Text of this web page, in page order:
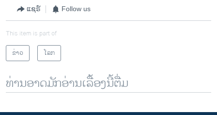
ແຊຣ໌ Follow us
This item is part of
ຂ່າວ
ໂລກ
ທ່ານອາດມັກອ່ານເລື້ອງນີ້ຕື່ມ